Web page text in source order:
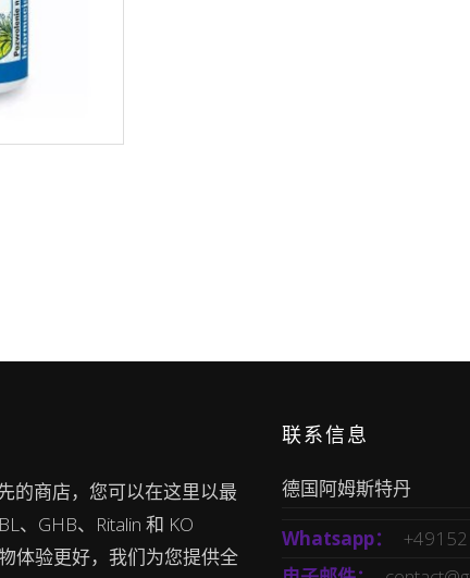
的商店，您可以在这里以最
、GHB、Ritalin 和 KO
体验更好，我们为您提供全
联系信息
德国阿姆斯特丹
Whatsapp：